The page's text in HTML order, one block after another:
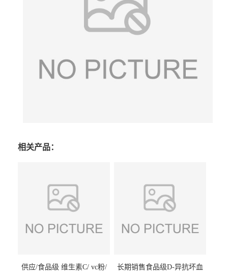
相关产品：
供应/食品级 维生素C/ vc粉/
长期销售食品级D-异抗坏血